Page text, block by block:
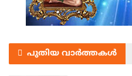
പുതിയ വാർത്തകൾ